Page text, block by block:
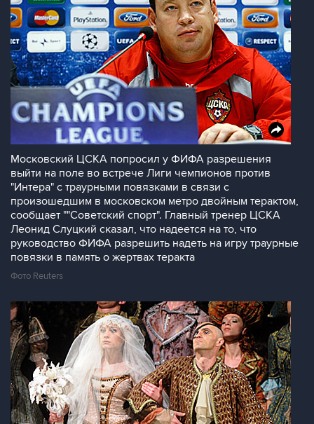
Московский ЦСКА попросил у ФИФА разрешения
выйти на поле во встрече Лиги чемпионов против
"Интера" с траурными повязками в связи с
произошедшим в московском метро двойным терактом,
сообщает ""Советский спорт". Главный тренер ЦСКА
Леонид Слуцкий сказал, что надеется на то, что
руководство ФИФА разрешить надеть на игру траурные
повязки в память о жертвах теракта
Фото Reuters